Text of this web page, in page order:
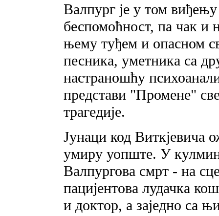
Валпург је у том
беспомоћност, па чак и
њему туђем и опасном
песника, уметника са
настраношћу
представи "Промене"
трагедије.
Јунаци код Виткјевича
умиру уопште. У
Валпургова смрт - на
пацијентова лудачка
и доктор, a заједно са